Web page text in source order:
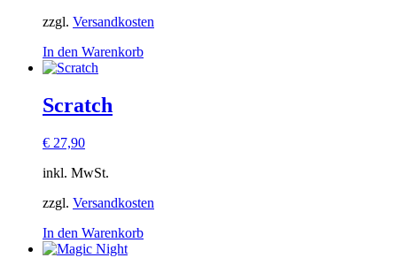
zzgl. Versandkosten
In den Warenkorb
Scratch
€ 27,90
inkl. MwSt.
zzgl. Versandkosten
In den Warenkorb